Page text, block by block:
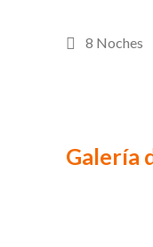
8 Noches
Galería